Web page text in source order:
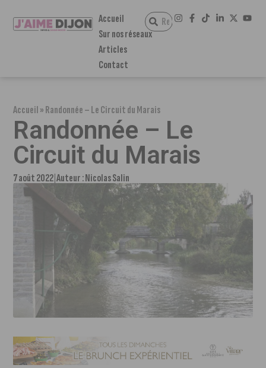
Accueil
Sur nos réseaux
Articles
Contact
Accueil»Randonnée – Le Circuit du Marais
Randonnée – Le
Circuit du Marais
7 août 2022 Auteur :Nicolas Salin